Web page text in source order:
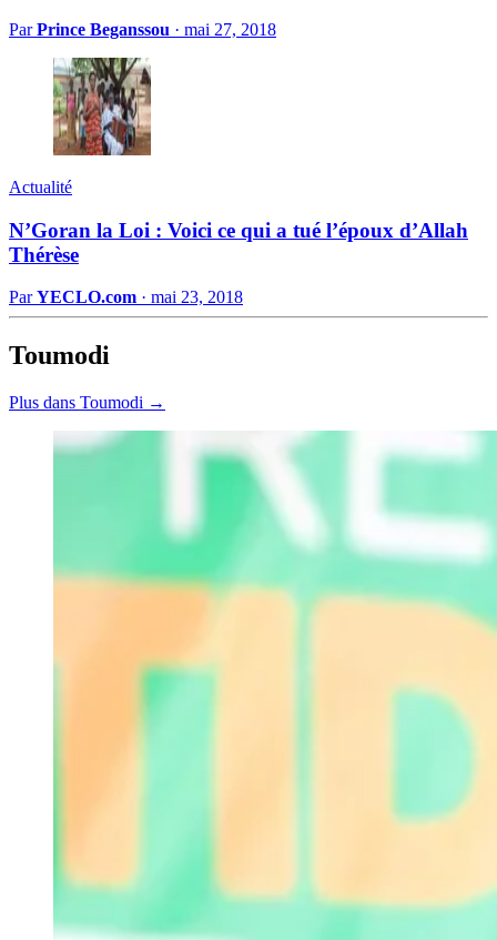
ParPrince Beganssou · mai 27, 2018
Actualité
N’Goran la Loi : Voici ce qui a tué l’époux d’Allah
Thérèse
ParYECLO.com · mai 23, 2018
Toumodi
Plus dans Toumodi →